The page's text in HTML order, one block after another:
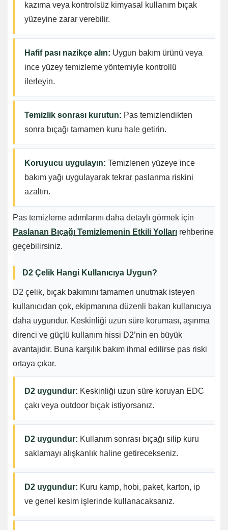
kazıma veya kontrolsüz kimyasal kullanım bıçak
yüzeyine zarar verebilir.
Hafif pası nazikçe alın: Uygun bakım ürünü veya
ince yüzey temizleme yöntemiyle kontrollü
ilerleyin.
Temizlik sonrası kurutun: Pas temizlendikten
sonra bıçağı tamamen kuru hale getirin.
Koruyucu uygulayın: Temizlenen yüzeye ince
bakım yağı uygulayarak tekrar paslanma riskini
azaltın.
Pas temizleme adımlarını daha detaylı görmek için
Paslanan Bıçağı Temizlemenin Etkili Yolları rehberine
geçebilirsiniz.
D2 Çelik Hangi Kullanıcıya Uygun?
D2 çelik, bıçak bakımını tamamen unutmak isteyen
kullanıcıdan çok, ekipmanına düzenli bakan kullanıcıya
daha uygundur. Keskinliği uzun süre koruması, aşınma
direnci ve güçlü kullanım hissi D2’nin en büyük
avantajıdır. Buna karşılık bakım ihmal edilirse pas riski
ortaya çıkar.
D2 uygundur: Keskinliği uzun süre koruyan EDC
çakı veya outdoor bıçak istiyorsanız.
D2 uygundur: Kullanım sonrası bıçağı silip kuru
saklamayı alışkanlık haline getirecekseniz.
D2 uygundur: Kuru kamp, hobi, paket, karton, ip
ve genel kesim işlerinde kullanacaksanız.